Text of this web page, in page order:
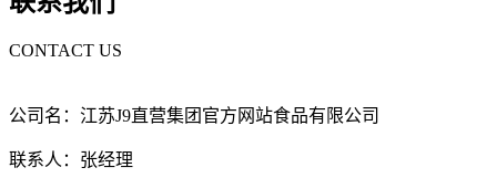
CONTACT US
公司名：江苏J9直营集团官方网站食品有限公司
联系人：张经理